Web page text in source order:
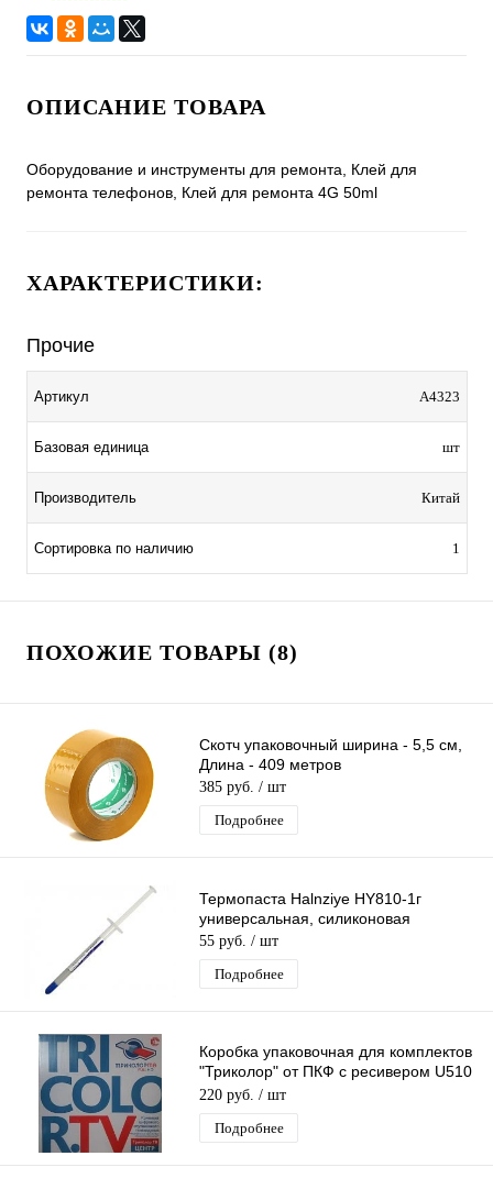
ОПИСАНИЕ ТОВАРА
Оборудование и инструменты для ремонта, Клей для
ремонта телефонов, Клей для ремонта 4G 50ml
ХАРАКТЕРИСТИКИ:
Прочие
Артикул A4323
Базовая единица шт
Производитель Китай
Сортировка по наличию 1
ПОХОЖИЕ ТОВАРЫ (8)
Скотч упаковочный ширина - 5,5 см,
Длина - 409 метров
385 руб. / шт
Подробнее
Термопаста Halnziye HY810-1г
универсальная, силиконовая
55 руб. / шт
Подробнее
Коробка упаковочная для комплектов
"Триколор" от ПКФ с ресивером U510
Европа без картонных прокладок
220 руб. / шт
Подробнее